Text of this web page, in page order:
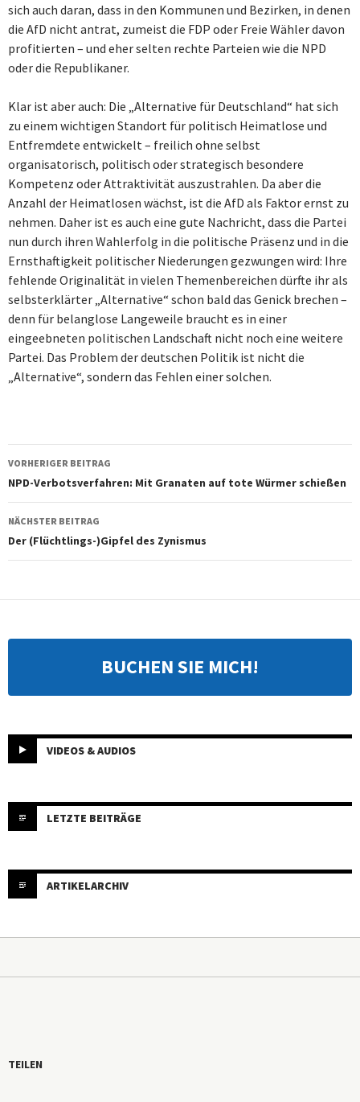
sich auch daran, dass in den Kommunen und Bezirken, in denen
die AfD nicht antrat, zumeist die FDP oder Freie Wähler davon
profitierten – und eher selten rechte Parteien wie die NPD
oder die Republikaner.
Klar ist aber auch: Die „Alternative für Deutschland“ hat sich
zu einem wichtigen Standort für politisch Heimatlose und
Entfremdete entwickelt – freilich ohne selbst
organisatorisch, politisch oder strategisch besondere
Kompetenz oder Attraktivität auszustrahlen. Da aber die
Anzahl der Heimatlosen wächst, ist die AfD als Faktor ernst zu
nehmen. Daher ist es auch eine gute Nachricht, dass die Partei
nun durch ihren Wahlerfolg in die politische Präsenz und in die
Ernsthaftigkeit politischer Niederungen gezwungen wird: Ihre
fehlende Originalität in vielen Themenbereichen dürfte ihr als
selbsterklärter „Alternative“ schon bald das Genick brechen –
denn für belanglose Langeweile braucht es in einer
eingeebneten politischen Landschaft nicht noch eine weitere
Partei. Das Problem der deutschen Politik ist nicht die
„Alternative“, sondern das Fehlen einer solchen.
Beitragsnavigation
VORHERIGER BEITRAG
NPD-Verbotsverfahren: Mit Granaten auf tote Würmer schießen
NÄCHSTER BEITRAG
Der (Flüchtlings-)Gipfel des Zynismus
BUCHEN SIE MICH!
VIDEOS & AUDIOS
LETZTE BEITRÄGE
ARTIKELARCHIV
TEILEN